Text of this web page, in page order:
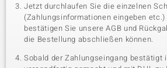
Jetzt durchlaufen Sie die einzelnen
(Zahlungsinformationen eingeben
bestätigen Sie unsere AGB und
die Bestellung abschließen können.
Sobald der Zahlungseingang bestätigt